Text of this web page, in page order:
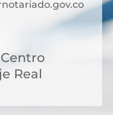
Real